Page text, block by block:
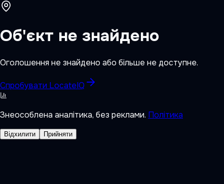
Об'єкт не знайдено
Оголошення не знайдено або більше не доступне.
Спробувати LocateIQ
Знеособлена аналітика, без реклами. Політика
Відхилити Прийняти